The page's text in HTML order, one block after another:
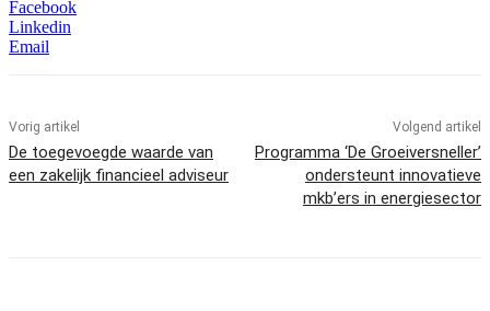
Facebook
Linkedin
Email
Vorig artikel
De toegevoegde waarde van
een zakelijk financieel adviseur
Volgend artikel
Programma ‘De Groeiversneller’
ondersteunt innovatieve
mkb’ers in energiesector